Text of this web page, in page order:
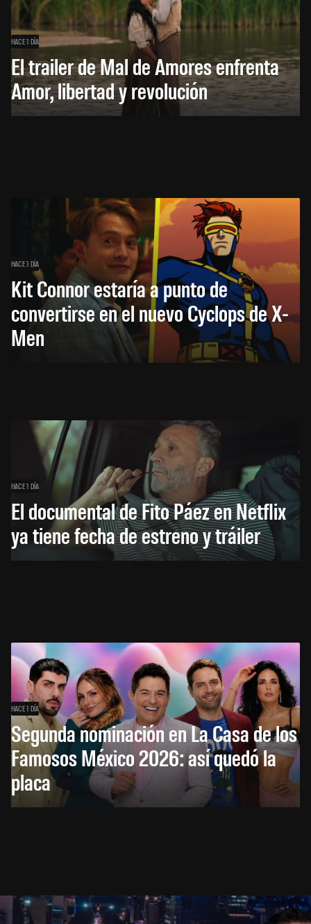
HACE 1 DÍA
El trailer de Mal de Amores enfrenta
Amor, libertad y revolución
HACE 1 DÍA
Kit Connor estaría a punto de
convertirse en el nuevo Cyclops de X-
Men
HACE 1 DÍA
El documental de Fito Páez en Netflix
ya tiene fecha de estreno y tráiler
HACE 1 DÍA
Segunda nominación en La Casa de los
Famosos México 2026: así quedó la
placa